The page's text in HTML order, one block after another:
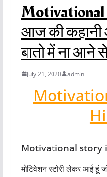
Motivational
आज की कहानी
बातो में ना आने
July 21, 2020 admin
Motivational story
मोटिवेशन स्टोरी लेकर आई हूं